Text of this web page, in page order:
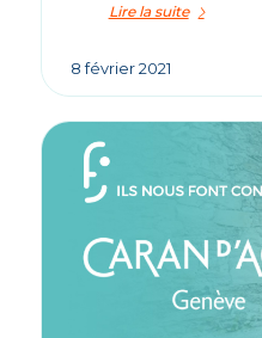
Lire la suite
8 février 2021